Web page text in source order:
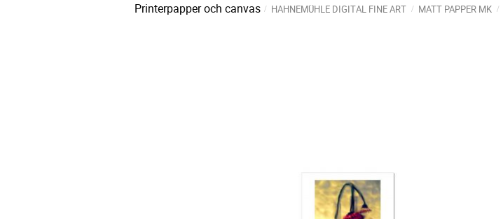
Printerpapper och canvas HAHNEMÜHLE DIGITAL FINE ART MATT PAPPER MK